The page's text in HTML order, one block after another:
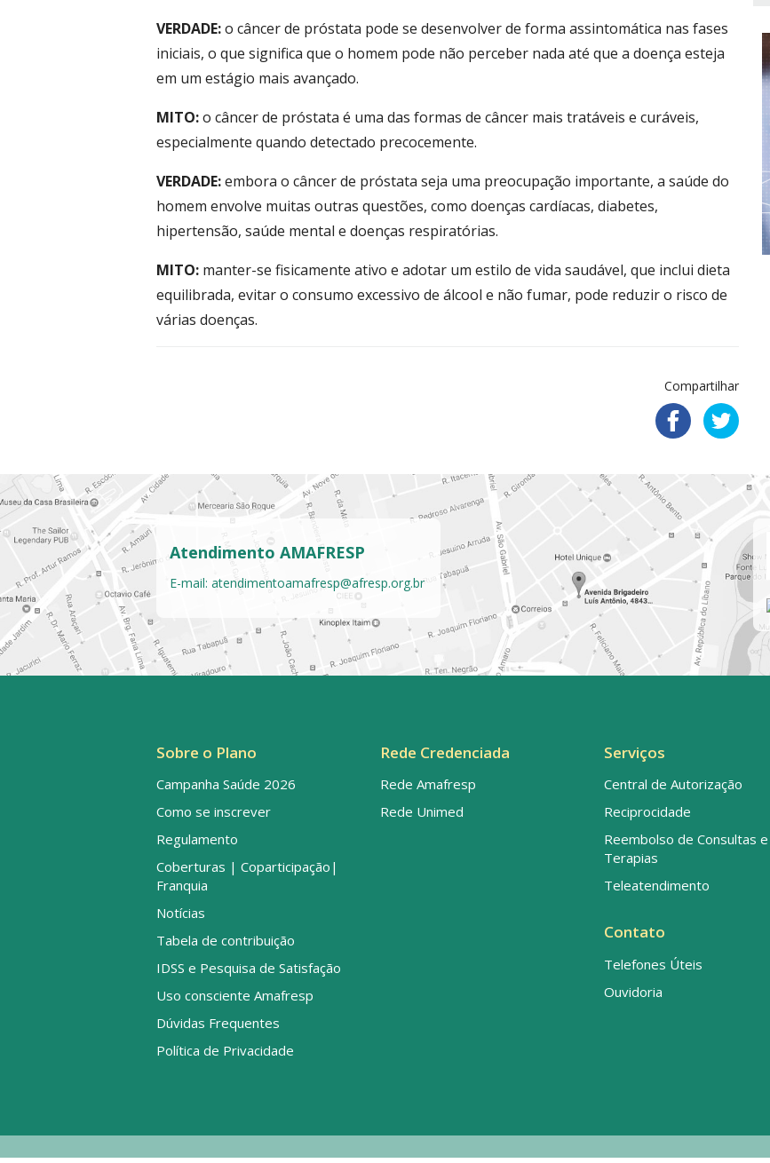
VERDADE:o câncer de próstata pode se desenvolver de forma assintomática nas fases
iniciais, o que significa que o homem pode não perceber nada até que a doença esteja
em um estágio mais avançado.
MITO:o câncer de próstata é uma das formas de câncer mais tratáveis e curáveis,
especialmente quando detectado precocemente.
VERDADE:embora o câncer de próstata seja uma preocupação importante, a saúde do
homem envolve muitas outras questões, como doenças cardíacas, diabetes,
hipertensão, saúde mental e doenças respiratórias.
MITO: manter-se fisicamente ativo e adotar um estilo de vida saudável, que inclui dieta
equilibrada, evitar o consumo excessivo de álcool e não fumar, pode reduzir o risco de
várias doenças.
Compartilhar
Atendimento AMAFRESP
E-mail: atendimentoamafresp@afresp.org.br
Sobre o Plano
Campanha Saúde 2026
Como se inscrever
Regulamento
Coberturas | Coparticipação|
Franquia
Notícias
Tabela de contribuição
IDSS e Pesquisa de Satisfação
Uso consciente Amafresp
Dúvidas Frequentes
Política de Privacidade
Rede Credenciada
Rede Amafresp
Rede Unimed
Serviços
Central de Autorização
Reciprocidade
Reembolso de Consultas e
Terapias
Teleatendimento
Contato
Telefones Úteis
Ouvidoria